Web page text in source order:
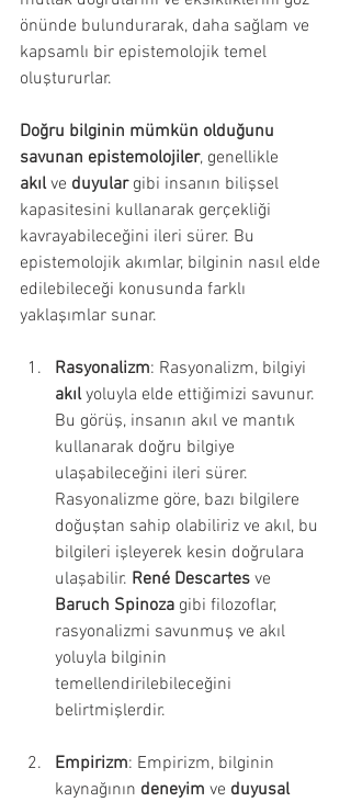
önünde bulundurarak, daha sağlam ve
kapsamlı bir epistemolojik temel
oluştururlar.
Doğru bilginin mümkün olduğunu
savunan epistemolojiler, genellikle
akıl ve duyular gibi insanın bilişsel
kapasitesini kullanarak gerçekliği
kavrayabileceğini ileri sürer. Bu
epistemolojik akımlar, bilginin nasıl elde
edilebileceği konusunda farklı
yaklaşımlar sunar.
Rasyonalizm: Rasyonalizm, bilgiyi
akıl yoluyla elde ettiğimizi savunur.
Bu görüş, insanın akıl ve mantık
kullanarak doğru bilgiye
ulaşabileceğini ileri sürer.
Rasyonalizme göre, bazı bilgilere
doğuştan sahip olabiliriz ve akıl, bu
bilgileri işleyerek kesin doğrulara
ulaşabilir. René Descartes ve
Baruch Spinoza gibi filozoflar,
rasyonalizmi savunmuş ve akıl
yoluyla bilginin
temellendirilebileceğini
belirtmişlerdir.
Empirizm: Empirizm, bilginin
kaynağının deneyim ve duyusal